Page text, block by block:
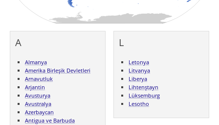
A
Almanya
Amerika Birleşik Devletleri
Arnavutluk
Arjantin
Avusturya
Avustralya
Azerbaycan
Antigua ve Barbuda
L
Letonya
Litvanya
Liberya
Lihtenştayn
Lüksemburg
Lesotho